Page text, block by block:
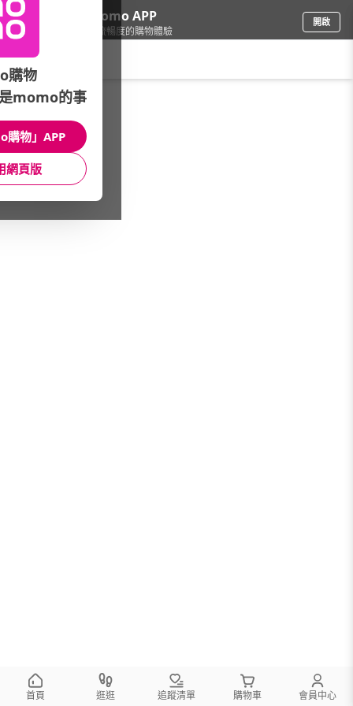
下載momo APP
給你3倍流暢度的購物體驗
開啟
生鮮/蔬菜水果/館長推薦
館長推薦 月銷量
首頁 逛逛 追蹤清單 購物車 會員中心
購物
momo的事
購物」APP
網頁版